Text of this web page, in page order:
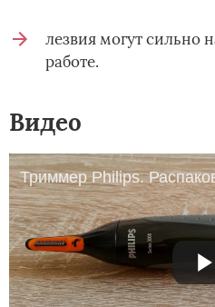
лезвия могут сильно
работе.
Видео